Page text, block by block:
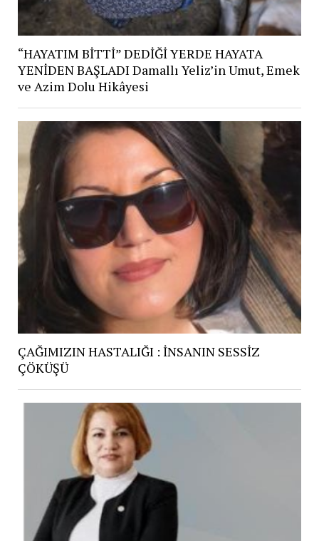
“HAYATIM BİTTİ” DEDİĞİ YERDE HAYATA
YENİDEN BAŞLADI Damallı Yeliz’in Umut, Emek
ve Azim Dolu Hikâyesi
ÇAĞIMIZIN HASTALIĞI : İNSANIN SESSİZ
ÇÖKÜŞÜ